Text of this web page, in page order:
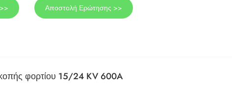
Αποστολή Ερώτησης >>
φορτίου 15/24 KV 600A